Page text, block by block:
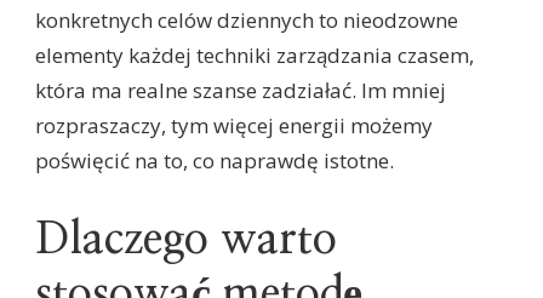
konkretnych celów dziennych to nieodzowne
elementy każdej techniki zarządzania czasem,
która ma realne szanse zadziałać. Im mniej
rozpraszaczy, tym więcej energii możemy
poświęcić na to, co naprawdę istotne.
Dlaczego warto